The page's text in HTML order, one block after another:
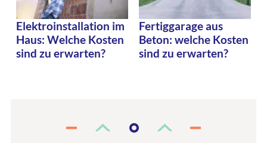
Elektroinstallation im
Haus: Welche Kosten
sind zu erwarten?
Fertiggarage aus
Beton: welche Kosten
sind zu erwarten?